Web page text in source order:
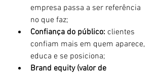
empresa passa a ser referência
no que faz;
Confiança do público: clientes
confiam mais em quem aparece,
educa e se posiciona;
Brand equity (valor de